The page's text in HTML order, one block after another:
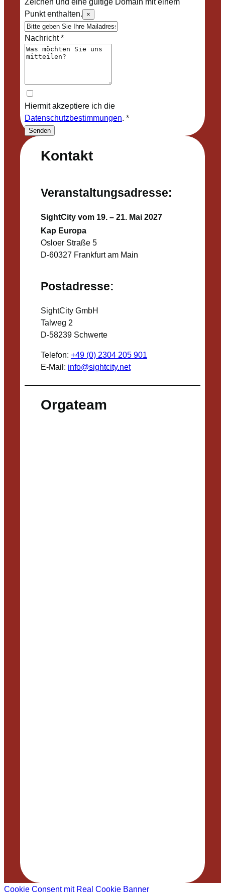
Kontakt
Veranstaltungsadresse:
SightCity vom 19. – 21. Mai 2027
Kap Europa
Osloer Straße 5
D-60327 Frankfurt am Main
Postadresse:
SightCity GmbH
Talweg 2
D-58239 Schwerte
Telefon: +49 (0) 2304 205 901
E-Mail: info@sightcity.net
Orgateam
Punkt enthalten.
×
Nachricht*
Hiermit akzeptiere ich die
Datenschutzbestimmungen. *
Senden
Cookie Consent mit Real Cookie Banner